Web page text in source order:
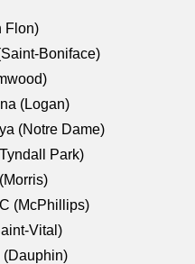
Flon)
Boniface)
(Logan)
(Notre Dame)
Park)
(McPhillips)
Vital)
(Dauphin)